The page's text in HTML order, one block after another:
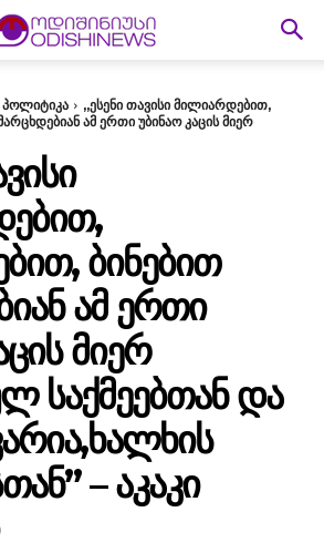
პოლიტიკა
,,ესენი თავისი მილიარდებით,
ამ ერთი უბინაო კაცის მიერ
ᲑᲘᲜᲔᲑᲘᲗ
ᲐᲛ ᲔᲠᲗᲘ
ᲛᲘᲔᲠ
ᲡᲐᲥᲛᲔᲔᲑᲗᲐᲜ ᲓᲐ
– ᲐᲙᲐᲙᲘ